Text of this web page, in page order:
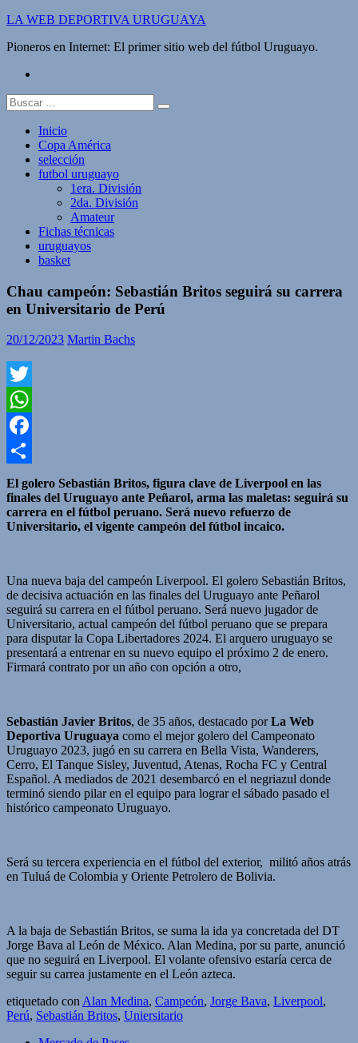
Saltar
contenido
LA WEB DEPORTIVA URUGUAYA
Pioneros en Internet: El primer sitio web del fútbol Uruguayo.
Buscar:
Inicio
Copa América
selección
futbol uruguayo
1era. División
2da. División
Amateur
Fichas técnicas
uruguayos
basket
Chau campeón: Sebastián Britos seguirá su carrera
en Universitario de Perú
20/12/2023 Martin Bachs
Twitter
WhatsApp
Facebook
Compartir
El golero Sebastián Britos, figura clave de Liverpool en las
finales del Uruguayo ante Peñarol, arma las maletas: seguirá su
carrera en el fútbol peruano. Será nuevo refuerzo de
Universitario, el vigente campeón del fútbol incaico.
Una nueva baja del campeón Liverpool. El golero Sebastián Britos,
de decisiva actuación en las finales del Uruguayo ante Peñarol
seguirá su carrera en el fútbol peruano. Será nuevo jugador de
Universitario, actual campeón del fútbol peruano que se prepara
para disputar la Copa Libertadores 2024. El arquero uruguayo se
presentará a entrenar en su nuevo equipo el próximo 2 de enero.
Firmará contrato por un año con opción a otro,
Sebastián Javier Britos, de 35 años, destacado porLa Web
Deportiva Uruguaya como el mejor golero del Campeonato
Uruguayo 2023, jugó en su carrera en Bella Vista, Wanderers,
Cerro, El Tanque Sisley, Juventud, Atenas, Rocha FC y Central
Español. A mediados de 2021 desembarcó en el negriazul donde
terminó siendo pilar en el equipo para lograr el sábado pasado el
histórico campeonato Uruguayo.
Será su tercera experiencia en el fútbol del exterior, militó años atrás
en Tuluá de Colombia y Oriente Petrolero de Bolivia.
A la baja de Sebastián Britos, se suma la ida ya concretada del DT
Jorge Bava al León de México. Alan Medina, por su parte, anunció
que no seguirá en Liverpool. El volante ofensivo estaría cerca de
seguir su carrea justamente en el León azteca.
etiquetado conAlan Medina, Campeón, Jorge Bava, Liverpool,
Perú, Sebastián Britos, Uniersitario